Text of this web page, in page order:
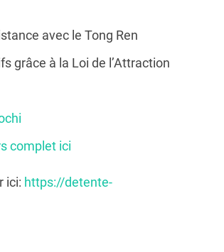
avec le Tong Ren
grâce à la Loi de l’Attraction
complet ici
ici: https://detente-